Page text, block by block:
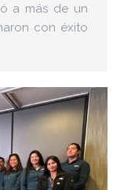
a más de un
con éxito